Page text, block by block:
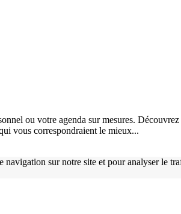
ou votre agenda sur mesures.
vous correspondraient le mieux...
sur notre site et pour analyser le